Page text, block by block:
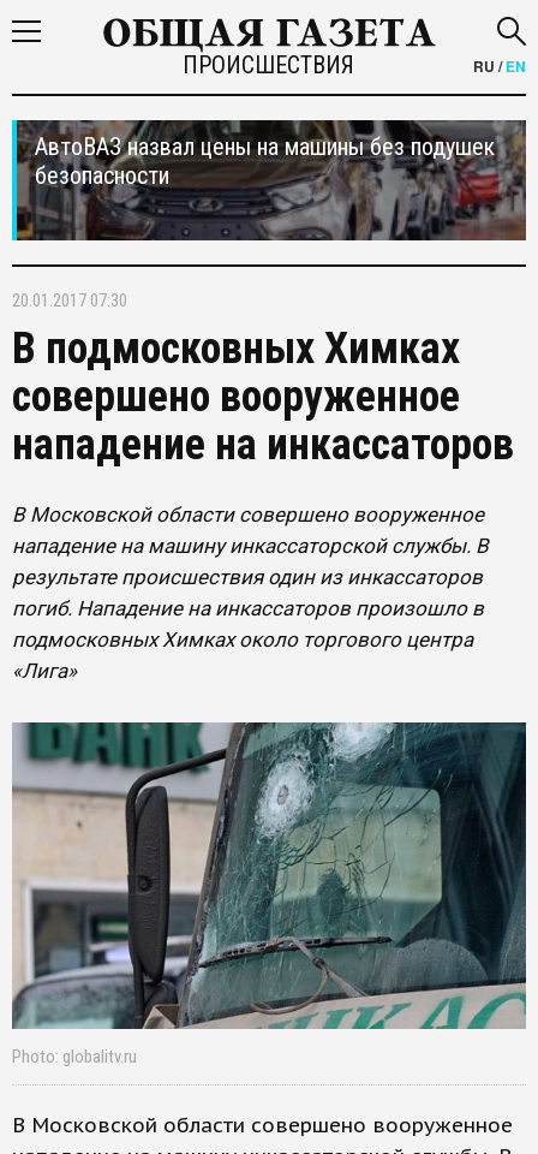
ПРОИСШЕСТВИЯ RU /EN
АвтоВАЗ назвал цены на машины без подушек
безопасности
20.01.2017 07:30
В подмосковных Химках
совершено вооруженное
нападение на инкассаторов
В Московской области совершено вооруженное
нападение на машину инкассаторской службы. В
результате происшествия один из инкассаторов
погиб. Нападение на инкассаторов произошло в
подмосковных Химках около торгового центра
«Лига»
Photo: globalitv.ru
В Московской области совершено вооруженное